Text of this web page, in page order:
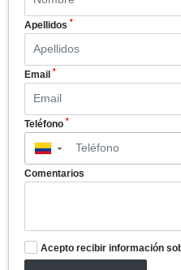
Apellidos *
Email *
Teléfono *
▼
Comentarios
Acepto recibir información